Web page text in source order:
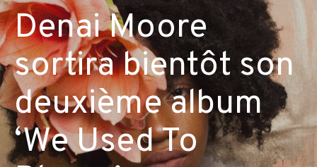
Denai Moore
sortira bientôt son
deuxième album
‘We Used To